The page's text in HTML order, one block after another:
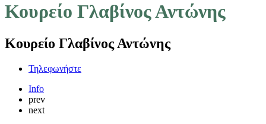
Κουρείο Γλαβίνος Αντώνης
Κουρείο Γλαβίνος Αντώνης
Τηλεφωνήστε
Info
prev
next